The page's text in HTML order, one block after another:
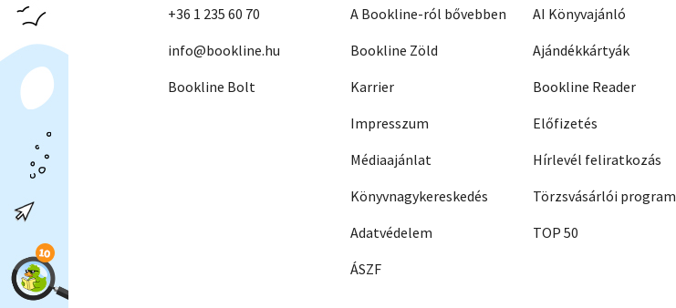
+36 1 235 60 70
info@bookline.hu
Bookline Bolt
A Bookline-ról bővebben
Bookline Zöld
Karrier
Impresszum
Médiaajánlat
Könyvnagykereskedés
Adatvédelem
ÁSZF
AI Könyvajánló
Ajándékkártyák
Bookline Reader
Előfizetés
Hírlevél feliratkozás
Törzsvásárlói program
TOP 50